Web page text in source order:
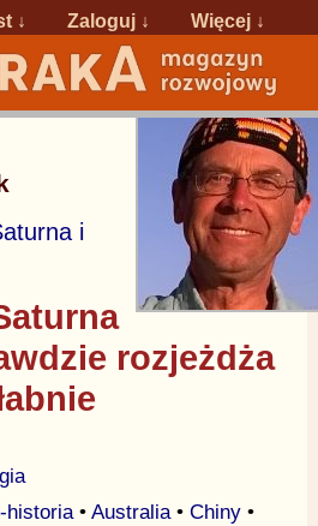
↓ Zaloguj ↓
Więcej ↓
i
rozjeżdża
historia• Australia• Chiny•